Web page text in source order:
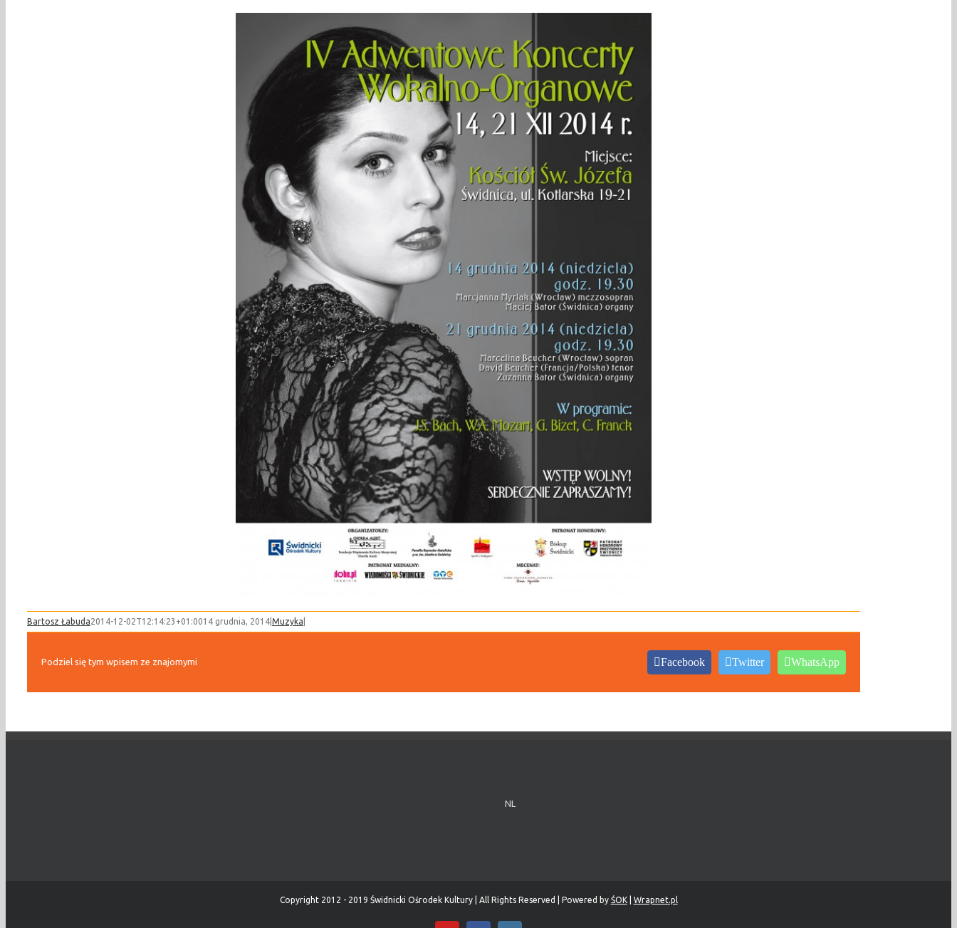
Bartosz Łabuda2014-12-02T12:14:23+01:0014 grudnia, 2014 Muzyka
Podziel się tym wpisem ze znajomymi Facebook Twitter WhatsApp
NL
Copyright 2012 - 2019 Świdnicki Ośrodek Kultury | All Rights Reserved | Powered by ŚOK| Wrapnet.pl